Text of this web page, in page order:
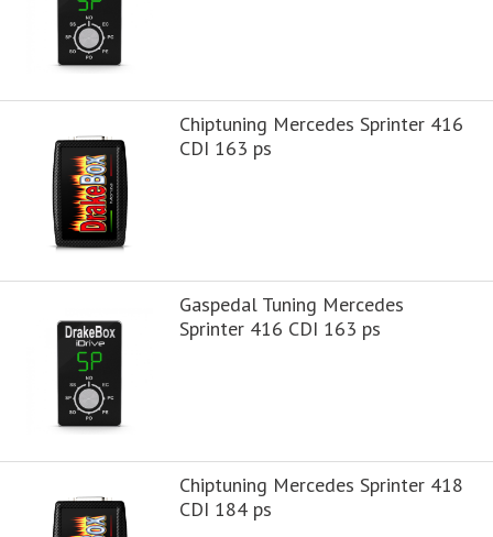
Chiptuning Mercedes Sprinter 416
CDI 163 ps
Gaspedal Tuning Mercedes
Sprinter 416 CDI 163 ps
Chiptuning Mercedes Sprinter 418
CDI 184 ps